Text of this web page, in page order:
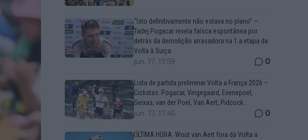
“Isto definitivamente não estava no plano” —
Tadej Pogacar revela faísca espontânea por
detrás da demolição arrasadora na 1.a etapa da
Volta à Suiça
jun. 17, 17:59 0
Lista de partida preliminar Volta a França 2026 –
Ciclistas: Pogacar, Vingegaard, Evenepoel,
Seixas, van der Poel, Van Aert, Pidcock...
jun. 17, 17:45 0
ÚLTIMA HORA: Wout van Aert fora da Volta a